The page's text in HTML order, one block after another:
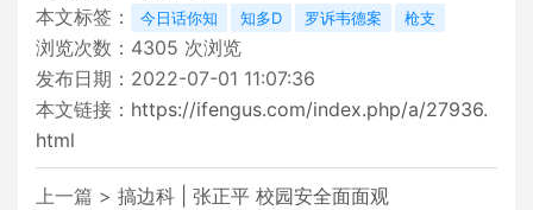
本文标签：
今日话你知 知多D 罗诉韦德案 枪支
浏览次数： 4305 次浏览
发布日期：2022-07-01 11:07:36
本文链接： https://ifengus.com/index.php/a/27936.
html
上一篇 > 搞边科 | 张正平 校园安全面面观